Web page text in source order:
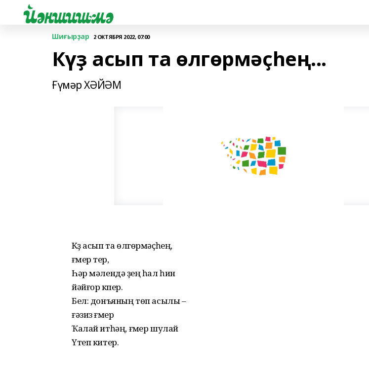
Шиғырҙар 2 ОКТЯБРЯ 2022, 07:00
Күҙ асып та өлгөрмәҫһең...
Ғүмәр ХӘЙӘМ
Күҙ асып та өлгөрмәҫһең,
ғүмер үтер,
Һәр мәлендә үҙең һал һин
йәйғор күпер.
Бел: донъяның төп асылы –
ғәзиз ғүмер
Ҡалай итһәң, ғүмер шулай
Үтеп китер.